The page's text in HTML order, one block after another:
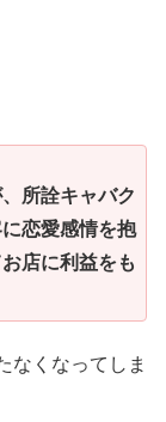
所詮キャバク
恋愛感情を抱
店に利益をも
なくなってしま